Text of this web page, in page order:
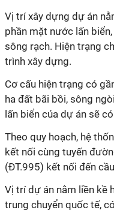
Vị trí xây dựng dự án
phần mặt nước lấn
sông rạch. Hiện trạng
trình xây dựng.
Cơ cấu hiện trạng có
ha đất bãi bồi, sông
lấn biển của dự án sẽ
Theo quy hoạch, hệ
kết nối cùng tuyến
(ĐT.995) kết nối đến
Vị trí dự án nằm liền kề
trung chuyển quốc tế,